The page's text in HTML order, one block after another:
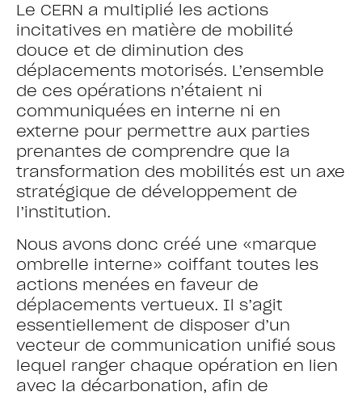
Le CERN a multiplié les actions
incitatives en matière de mobilité
douce et de diminution des
déplacements motorisés. L’ensemble
de ces opérations n’étaient ni
communiquées en interne ni en
externe pour permettre aux parties
prenantes de comprendre que la
transformation des mobilités est un axe
stratégique de développement de
l’institution.
Nous avons donc créé une «marque
ombrelle interne» coiffant toutes les
actions menées en faveur de
déplacements vertueux. Il s’agit
essentiellement de disposer d’un
vecteur de communication unifié sous
lequel ranger chaque opération en lien
avec la décarbonation, afin de